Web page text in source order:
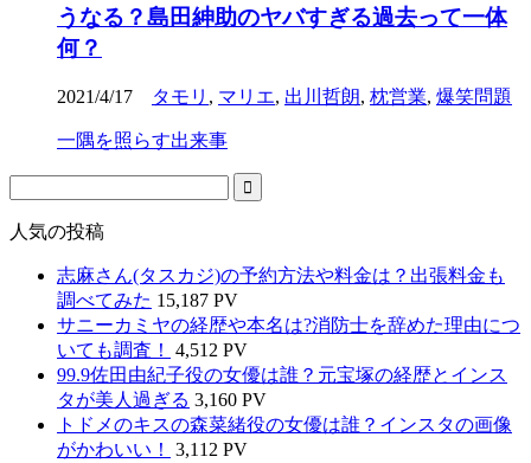
うなる？島田紳助のヤバすぎる過去って一体
何？
2021/4/17 タモリ , マリエ, 出川哲朗, 枕営業, 爆笑問題
一隅を照らす出来事
人気の投稿
志麻さん(タスカジ)の予約方法や料金は？出張料金も
調べてみた 15,187 PV
サニーカミヤの経歴や本名は?消防士を辞めた理由につ
いても調査！
4,512 PV
99.9佐田由紀子役の女優は誰？元宝塚の経歴とインス
タが美人過ぎる 3,160 PV
トドメのキスの森菜緒役の女優は誰？インスタの画像
がかわいい！
3,112 PV